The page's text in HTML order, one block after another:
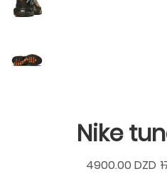
Nike
4900.00 DZD